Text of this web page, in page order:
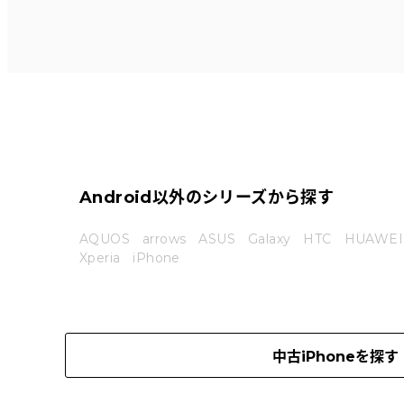
Android以外のシリーズから探す
AQUOS arrows ASUS Galaxy HTC HUAWEI
Xperia
iPhone
中古iPhoneを探す